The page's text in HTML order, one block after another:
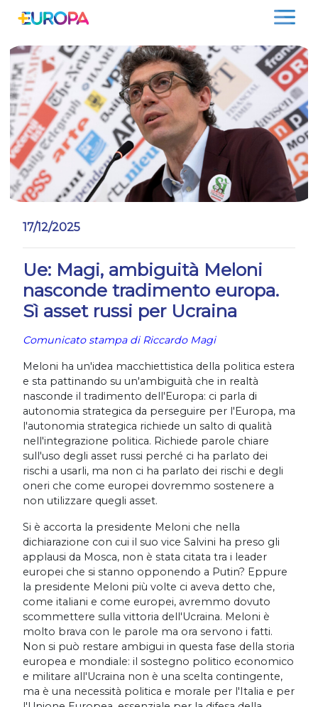
17/12/2025
Ue: Magi, ambiguità Meloni
nasconde tradimento europa.
Sì asset russi per Ucraina
Comunicato stampa di Riccardo Magi
Meloni ha un'idea macchiettistica della politica estera
e sta pattinando su un'ambiguità che in realtà
nasconde il tradimento dell'Europa: ci parla di
autonomia strategica da perseguire per l'Europa, ma
l'autonomia strategica richiede un salto di qualità
nell'integrazione politica. Richiede parole chiare
sull'uso degli asset russi perché ci ha parlato dei
rischi a usarli, ma non ci ha parlato dei rischi e degli
oneri che come europei dovremmo sostenere a
non utilizzare quegli asset.
Si è accorta la presidente Meloni che nella
dichiarazione con cui il suo vice Salvini ha preso gli
applausi da Mosca, non è stata citata tra i leader
europei che si stanno opponendo a Putin? Eppure
la presidente Meloni più volte ci aveva detto che,
come italiani e come europei, avremmo dovuto
scommettere sulla vittoria dell'Ucraina. Meloni è
molto brava con le parole ma ora servono i fatti.
Non si può restare ambigui in questa fase della storia
europea e mondiale: il sostegno politico economico
e militare all'Ucraina non è una scelta contingente,
ma è una necessità politica e morale per l'Italia e per